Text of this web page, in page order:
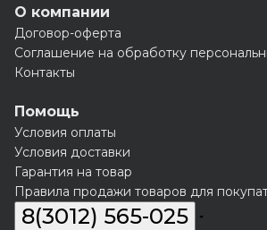
О компании
Договор-оферта
Соглашение на обработку
Контакты
Помощь
Условия оплаты
Условия доставки
Гарантия на товар
Правила продажи товаров для
8(3012) 565-025